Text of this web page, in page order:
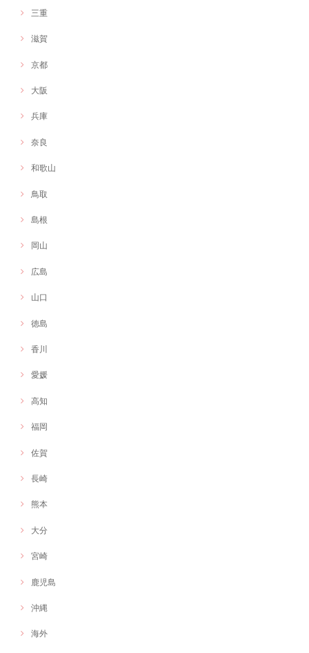
三重
滋賀
京都
大阪
兵庫
奈良
和歌山
鳥取
島根
岡山
広島
山口
徳島
香川
愛媛
高知
福岡
佐賀
長崎
熊本
大分
宮崎
鹿児島
沖縄
海外